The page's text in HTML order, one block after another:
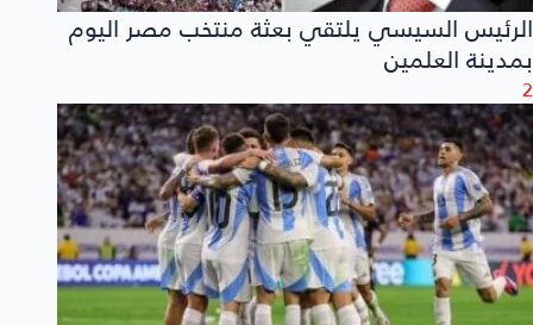
الرئيس السيسي يلتقي بعثة منتخب مصر اليوم
بمدينة العلمين
2